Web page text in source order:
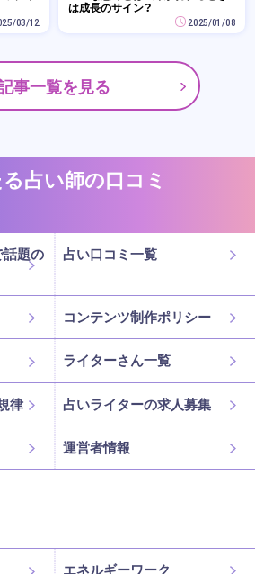
03/12
は成長のサイン？
2025/01/08
事一覧を見る
占い師の口コミ
話題の
占い口コミ一覧
コンテンツ制作ポリシー
ライターさん一覧
律 占いライターの求人募集
運営者情報
エネルギーワーク